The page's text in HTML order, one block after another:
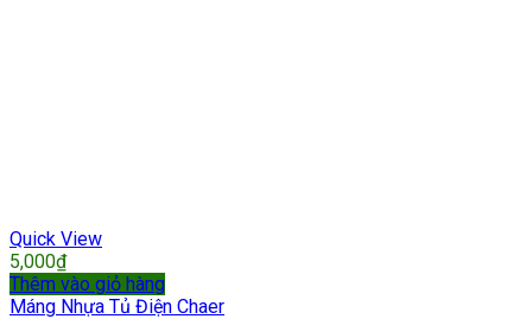
Quick View
5,000₫
Thêm vào giỏ hàng
Máng Nhựa Tủ Điện Chaer